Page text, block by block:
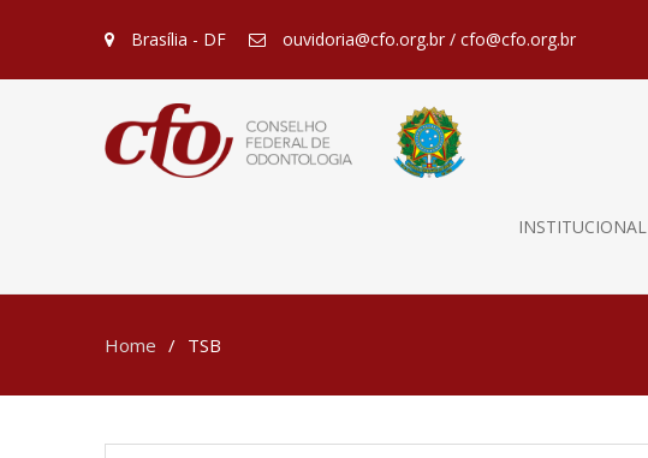
Brasília - DF ouvidoria@cfo.org.br / cfo@cfo.org.br
INSTITUCIONAL
Home TSB